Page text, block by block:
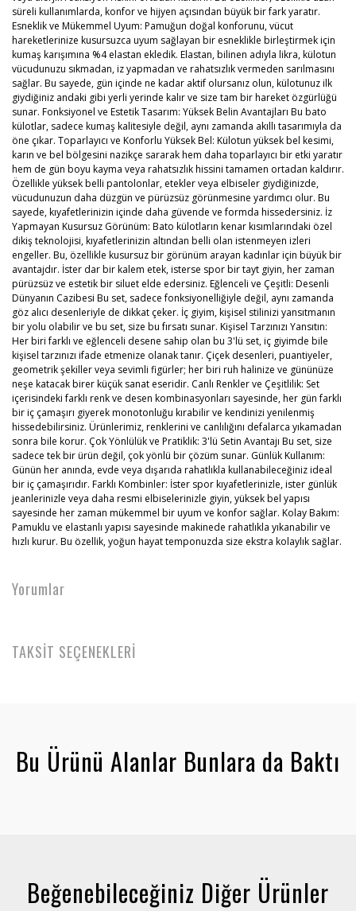
süreli kullanımlarda, konfor ve hijyen açısından büyük bir fark yaratır.
Esneklik ve Mükemmel Uyum: Pamuğun doğal konforunu, vücut
hareketlerinize kusursuzca uyum sağlayan bir esneklikle birleştirmek için
kumaş karışımına %4 elastan ekledik. Elastan, bilinen adıyla likra, külotun
vücudunuzu sıkmadan, iz yapmadan ve rahatsızlık vermeden sarılmasını
sağlar. Bu sayede, gün içinde ne kadar aktif olursanız olun, külotunuz ilk
giydiğiniz andaki gibi yerli yerinde kalır ve size tam bir hareket özgürlüğü
sunar. Fonksiyonel ve Estetik Tasarım: Yüksek Belin Avantajları Bu bato
külotlar, sadece kumaş kalitesiyle değil, aynı zamanda akıllı tasarımıyla da
öne çıkar. Toparlayıcı ve Konforlu Yüksek Bel: Külotun yüksek bel kesimi,
karın ve bel bölgesini nazikçe sararak hem daha toparlayıcı bir etki yaratır
hem de gün boyu kayma veya rahatsızlık hissini tamamen ortadan kaldırır.
Özellikle yüksek belli pantolonlar, etekler veya elbiseler giydiğinizde,
vücudunuzun daha düzgün ve pürüzsüz görünmesine yardımcı olur. Bu
sayede, kıyafetlerinizin içinde daha güvende ve formda hissedersiniz. İz
Yapmayan Kusursuz Görünüm: Bato külotların kenar kısımlarındaki özel
dikiş teknolojisi, kıyafetlerinizin altından belli olan istenmeyen izleri
engeller. Bu, özellikle kusursuz bir görünüm arayan kadınlar için büyük bir
avantajdır. İster dar bir kalem etek, isterse spor bir tayt giyin, her zaman
pürüzsüz ve estetik bir siluet elde edersiniz. Eğlenceli ve Çeşitli: Desenli
Dünyanın Cazibesi Bu set, sadece fonksiyonelliğiyle değil, aynı zamanda
göz alıcı desenleriyle de dikkat çeker. İç giyim, kişisel stilinizi yansıtmanın
bir yolu olabilir ve bu set, size bu fırsatı sunar. Kişisel Tarzınızı Yansıtın:
Her biri farklı ve eğlenceli desene sahip olan bu 3'lü set, iç giyimde bile
kişisel tarzınızı ifade etmenize olanak tanır. Çiçek desenleri, puantiyeler,
geometrik şekiller veya sevimli figürler; her biri ruh halinize ve gününüze
neşe katacak birer küçük sanat eseridir. Canlı Renkler ve Çeşitlilik: Set
içerisindeki farklı renk ve desen kombinasyonları sayesinde, her gün farklı
bir iç çamaşırı giyerek monotonluğu kırabilir ve kendinizi yenilenmiş
hissedebilirsiniz. Ürünlerimiz, renklerini ve canlılığını defalarca yıkamadan
sonra bile korur. Çok Yönlülük ve Pratiklik: 3'lü Setin Avantajı Bu set, size
sadece tek bir ürün değil, çok yönlü bir çözüm sunar. Günlük Kullanım:
Günün her anında, evde veya dışarıda rahatlıkla kullanabileceğiniz ideal
bir iç çamaşırıdır. Farklı Kombinler: İster spor kıyafetlerinizle, ister günlük
jeanlerinizle veya daha resmi elbiselerinizle giyin, yüksek bel yapısı
sayesinde her zaman mükemmel bir uyum ve konfor sağlar. Kolay Bakım:
Pamuklu ve elastanlı yapısı sayesinde makinede rahatlıkla yıkanabilir ve
hızlı kurur. Bu özellik, yoğun hayat temponuzda size ekstra kolaylık sağlar.
Yorumlar
TAKSİT SEÇENEKLERİ
Bu Ürünü Alanlar Bunlara da Baktı
Beğenebileceğiniz Diğer Ürünler